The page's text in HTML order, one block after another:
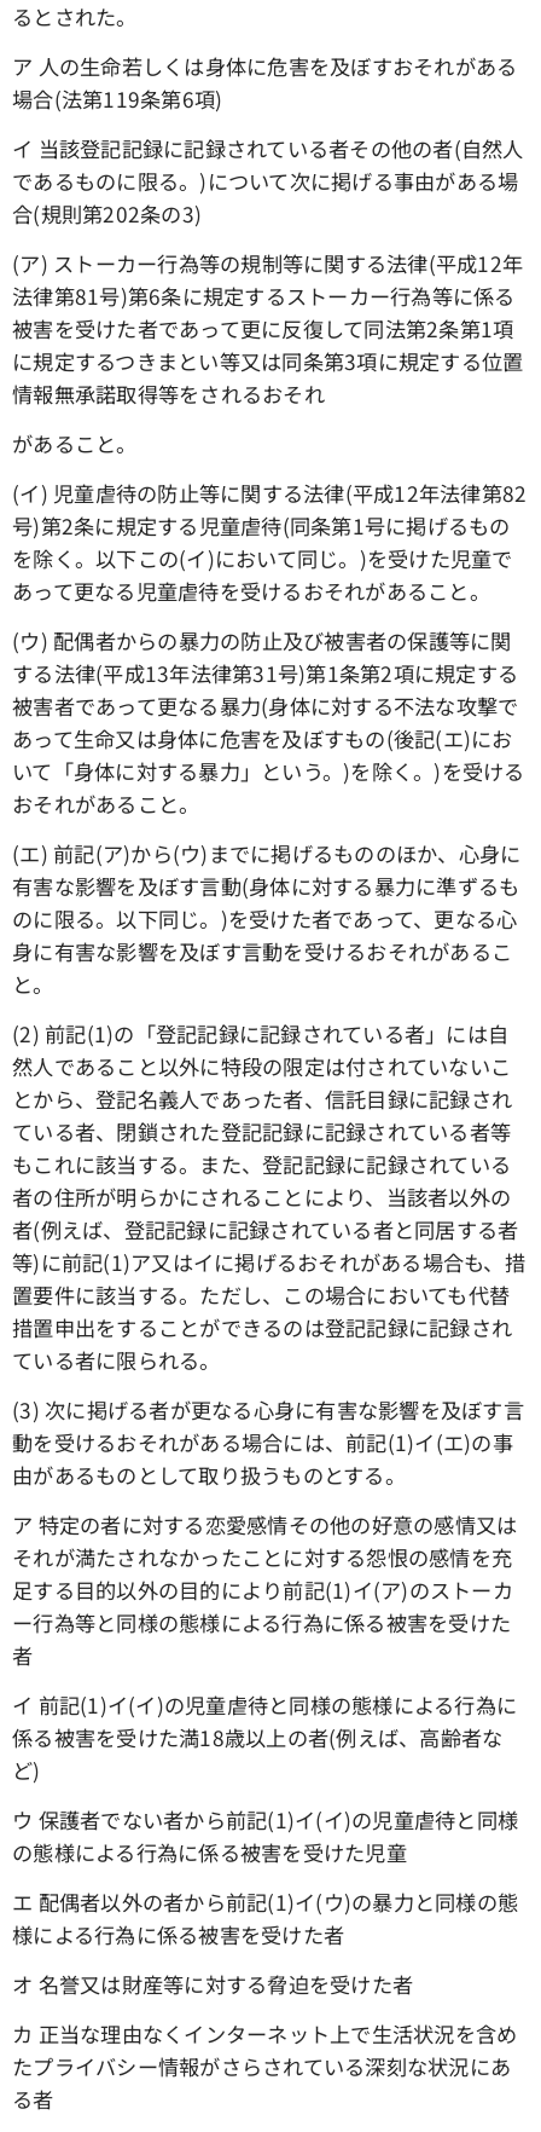
るとされた。
ア 人の生命若しくは身体に危害を及ぼすおそれがある
場合(法第119条第6項)
イ 当該登記記録に記録されている者その他の者(自然人
であるものに限る。)について次に掲げる事由がある場
合(規則第202条の3)
(ア) ストーカー行為等の規制等に関する法律(平成12年
法律第81号)第6条に規定するストーカー行為等に係る
被害を受けた者であって更に反復して同法第2条第1項
に規定するつきまとい等又は同条第3項に規定する位置
情報無承諾取得等をされるおそれ
があること。
(イ) 児童虐待の防止等に関する法律(平成12年法律第82
号)第2条に規定する児童虐待(同条第1号に掲げるもの
を除く。以下この(イ)において同じ。)を受けた児童で
あって更なる児童虐待を受けるおそれがあること。
(ウ) 配偶者からの暴力の防止及び被害者の保護等に関
する法律(平成13年法律第31号)第1条第2項に規定する
被害者であって更なる暴力(身体に対する不法な攻撃で
あって生命又は身体に危害を及ぼすもの(後記(エ)にお
いて「身体に対する暴力」という。)を除く。)を受ける
おそれがあること。
(エ) 前記(ア)から(ウ)までに掲げるもののほか、心身に
有害な影響を及ぼす言動(身体に対する暴力に準ずるも
のに限る。以下同じ。)を受けた者であって、更なる心
身に有害な影響を及ぼす言動を受けるおそれがあるこ
と。
(2) 前記(1)の「登記記録に記録されている者」には自
然人であること以外に特段の限定は付されていないこ
とから、登記名義人であった者、信託目録に記録され
ている者、閉鎖された登記記録に記録されている者等
もこれに該当する。また、登記記録に記録されている
者の住所が明らかにされることにより、当該者以外の
者(例えば、登記記録に記録されている者と同居する者
等)に前記(1)ア又はイに掲げるおそれがある場合も、措
置要件に該当する。ただし、この場合においても代替
措置申出をすることができるのは登記記録に記録され
ている者に限られる。
(3) 次に掲げる者が更なる心身に有害な影響を及ぼす言
動を受けるおそれがある場合には、前記(1)イ(エ)の事
由があるものとして取り扱うものとする。
ア 特定の者に対する恋愛感情その他の好意の感情又は
それが満たされなかったことに対する怨恨の感情を充
足する目的以外の目的により前記(1)イ(ア)のストーカ
ー行為等と同様の態様による行為に係る被害を受けた
者
イ 前記(1)イ(イ)の児童虐待と同様の態様による行為に
係る被害を受けた満18歳以上の者(例えば、高齢者な
ど)
ウ 保護者でない者から前記(1)イ(イ)の児童虐待と同様
の態様による行為に係る被害を受けた児童
エ 配偶者以外の者から前記(1)イ(ウ)の暴力と同様の態
様による行為に係る被害を受けた者
オ 名誉又は財産等に対する脅迫を受けた者
カ 正当な理由なくインターネット上で生活状況を含め
たプライバシー情報がさらされている深刻な状況にあ
る者